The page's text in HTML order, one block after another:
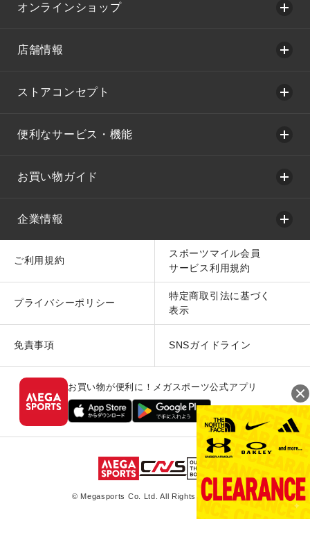
オンラインショップ
店舗情報
ストアコンセプト
便利なサービス・機能
お買い物ガイド
企業情報
ご利用規約
スポーツマイル会員
サービス利用規約
プライバシーポリシー
特定商取引法に基づく
表示
免責事項 SNSガイドライン
お買い物が便利に！メガスポーツ公式アプリ
© Megasports Co. Ltd. All Rights Reserved.